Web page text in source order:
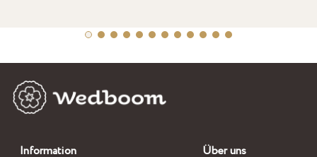
Information Über uns